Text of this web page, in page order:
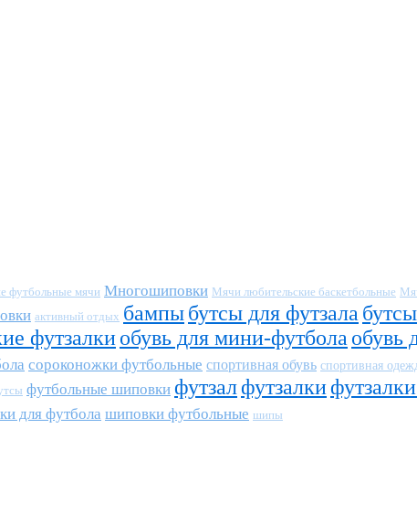
футбольные мячи Многошиповки Мячи любительские баскетбольные
активный отдых бампыбутсы для футзала
футзалкиобувь для мини-футбола обувь
сороконожки футбольные спортивная обувь спортивная
футбольные шиповки футзалфутзалки
для футбола шиповки футбольные шипы